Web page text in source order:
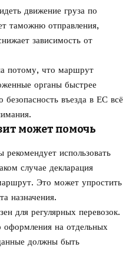
движение груза по
таможню отправления,
зависимость от
потому, что маршрут
органы быстрее
въезда в ЕС всё
может помочь
использовать
случае декларация
Это может упростить
назначения.
для регулярных перевозок.
оформления на отдельных
должны быть